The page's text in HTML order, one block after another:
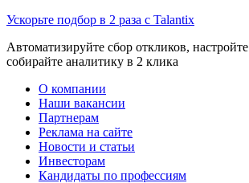
Ускорьте подбор в 2 раза с Talantix
Автоматизируйте сбор откликов,
собирайте аналитику в 2 клика
О компании
Наши вакансии
Партнерам
Реклама на сайте
Новости и статьи
Инвесторам
Кандидаты по профессиям